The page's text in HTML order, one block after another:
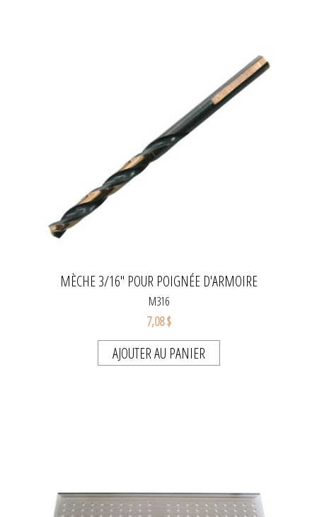
MÈCHE 3/16" POUR POIGNÉE D'ARMOIRE
M316
7,08 $
AJOUTER AU PANIER